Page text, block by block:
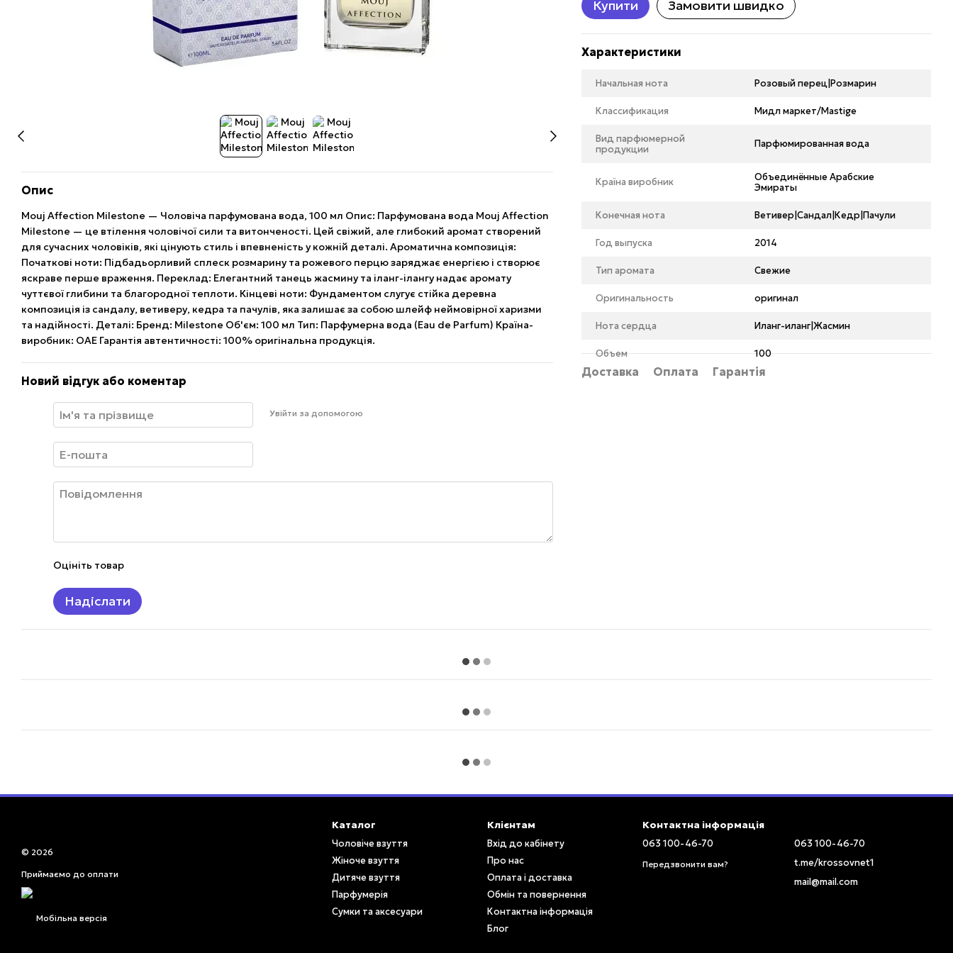
Опис
Mouj Affection Milestone — Чоловіча парфумована вода, 100 мл Опис: Парфумована вода Mouj Affection
Milestone — це втілення чоловічої сили та витонченості. Цей свіжий, але глибокий аромат створений
для сучасних чоловіків, які цінують стиль і впевненість у кожній деталі. Ароматична композиція:
Початкові ноти: Підбадьорливий сплеск розмарину та рожевого перцю заряджає енергією і створює
яскраве перше враження. Переклад: Елегантний танець жасмину та іланг-ілангу надає аромату
чуттєвої глибини та благородної теплоти. Кінцеві ноти: Фундаментом слугує стійка деревна
композиція із сандалу, ветиверу, кедра та пачулів, яка залишає за собою шлейф неймовірної харизми
та надійності. Деталі: Бренд: Milestone Об'єм: 100 мл Тип: Парфумерна вода (Eau de Parfum) Країна-
виробник: ОАЕ Гарантія автентичності: 100% оригінальна продукція.
Новий відгук або коментар
Увійти за допомогою
Оцініть товар
Надіслати
Купити Замовити швидко
Характеристики
Начальная нота Розовый перец|Розмарин
Классификация Мидл маркет/Mastige
Вид парфюмерной
продукции
Парфюмированная вода
Країна виробник
Объединённые Арабские
Эмираты
Конечная нота Ветивер|Сандал|Кедр|Пачули
Год выпуска 2014
Тип аромата Свежие
Оригинальность оригинал
Нота сердца Иланг-иланг|Жасмин
Объем 100
Доставка Оплата Гарантія
© 2026
Приймаємо до оплати
Мобільна версія
Каталог
Чоловіче взуття
Жіноче взуття
Дитяче взуття
Парфумерія
Сумки та аксесуари
Клієнтам
Вхід до кабінету
Про нас
Оплата і доставка
Обмін та повернення
Контактна інформація
Блог
Контактна інформація
063 100-46-70
Передзвонити вам?
063 100-46-70
t.me/krossovnet1
mail@mail.com